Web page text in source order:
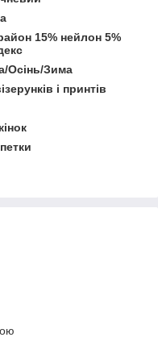
15% нейлон 5%
Осінь/Зима
і принтів